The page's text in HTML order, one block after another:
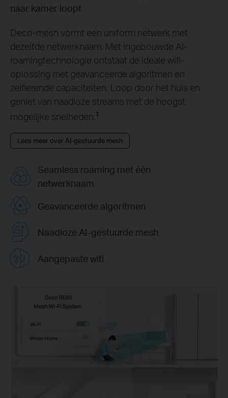
naar kamer loopt
Deco-mesh vormt een uniform netwerk met
dezelfde netwerknaam. Met ingebouwde AI-
roamingtechnologie ontstaat de ideale wifi-
oplossing met geavanceerde algoritmen en
zelflerende capaciteiten. Loop door het huis en
geniet van naadloze streams met de hoogst
mogelijke snelheden. ‡
Lees meer over AI-gestuurde mesh
Seamless roaming met één
netwerknaam
Geavanceerde algoritmen
Naadloze AI-gestuurde mesh
Aangepaste wifi